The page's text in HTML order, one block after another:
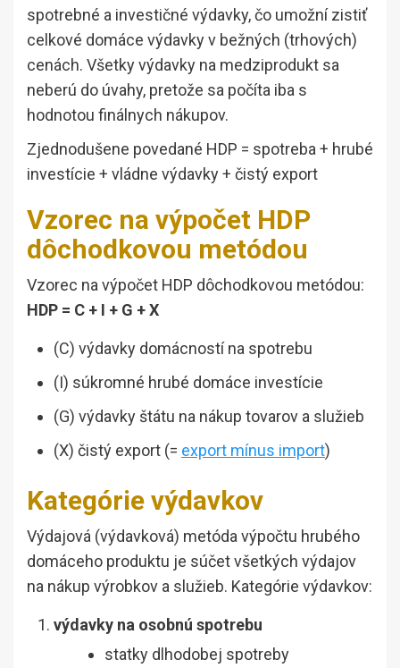
spotrebné a investičné výdavky, čo umožní zistiť
celkové domáce výdavky v bežných (trhových)
cenách. Všetky výdavky na medziprodukt sa
neberú do úvahy, pretože sa počíta iba s
hodnotou finálnych nákupov.
Zjednodušene povedané HDP = spotreba + hrubé
investície + vládne výdavky + čistý export
Vzorec na výpočet HDP
dôchodkovou metódou
Vzorec na výpočet HDP dôchodkovou metódou:
HDP = C + I + G + X
(C) výdavky domácností na spotrebu
(I) súkromné ​​hrubé domáce investície
(G) výdavky štátu na nákup tovarov a služieb
(X) čistý export (= export mínus import)
Kategórie výdavkov
Výdajová (výdavková) metóda výpočtu hrubého
domáceho produktu je súčet všetkých výdajov
na nákup výrobkov a služieb. Kategórie výdavkov:
výdavky na osobnú spotrebu
statky dlhodobej spotreby